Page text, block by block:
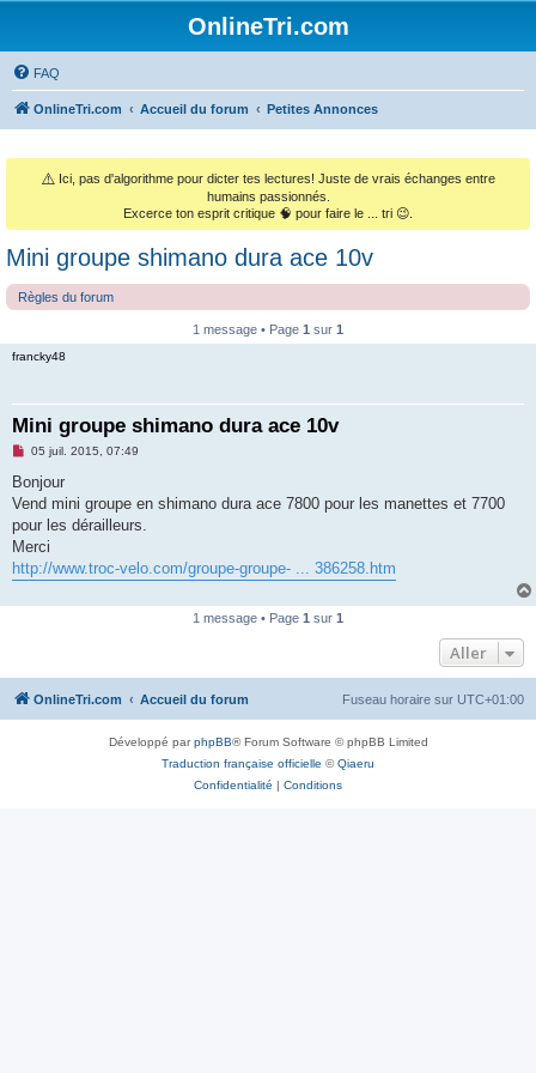
OnlineTri.com
FAQ
OnlineTri.com Accueil du forum Petites Annonces
⚠️ Ici, pas d'algorithme pour dicter tes lectures! Juste de vrais échanges entre
humains passionnés.
Excerce ton esprit critique 🧠 pour faire le ... tri 😉.
Mini groupe shimano dura ace 10v
Règles du forum
1 message • Page 1 sur 1
francky48
Mini groupe shimano dura ace 10v
M
s
a
g
n
o
n
u
05 juil. 2015, 07:49
Bonjour
Vend mini groupe en shimano dura ace 7800 pour les manettes et 7700
pour les dérailleurs.
Merci
http://www.troc-velo.com/groupe-groupe- ... 386258.htm
1 message • Page 1 sur 1
Aller
OnlineTri.com Accueil du forum Fuseau horaire sur UTC+01:00
Développé parphpBB® Forum Software © phpBB Limited
Traduction française officielle ©Qiaeru
Confidentialité | Conditions